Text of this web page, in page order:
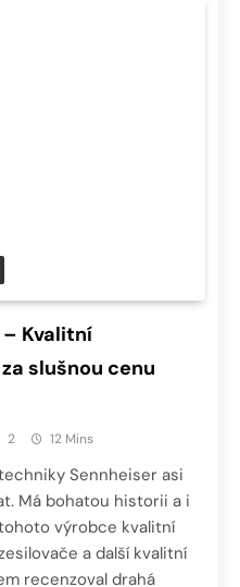
– Kvalitní
slušnou cenu
2 12 Mins
Sennheiser asi
Má bohatou historii a i
výrobce kvalitní
a další kvalitní
recenzoval drahá